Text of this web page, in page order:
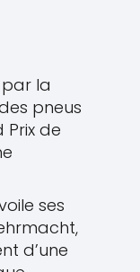
la
pneus
de
ses
d’une